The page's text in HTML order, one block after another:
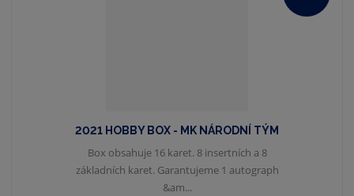
2021 HOBBY BOX - MK NÁRODNÍ TÝM
Box obsahuje 16 karet. 8 insertních a 8
základních karet. Garantujeme 1 autograph
&am...